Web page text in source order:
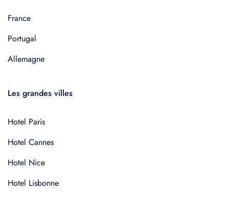
France
Portugal
Allemagne
Les grandes villes
Hotel Paris
Hotel Cannes
Hotel Nice
Hotel Lisbonne